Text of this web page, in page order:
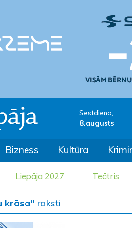
Sestdiena,
8.augusts
Bizness Kultūra
Liepāja 2027 Teātris
krāsa" raksti